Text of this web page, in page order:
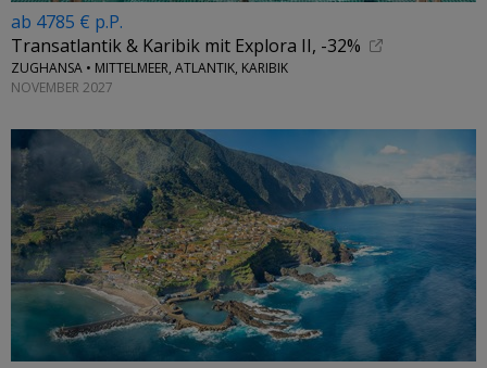
ab 4785 € p.P.
Transatlantik & Karibik mit Explora II, -32%
ZUGHANSA • MITTELMEER, ATLANTIK, KARIBIK
NOVEMBER 2027